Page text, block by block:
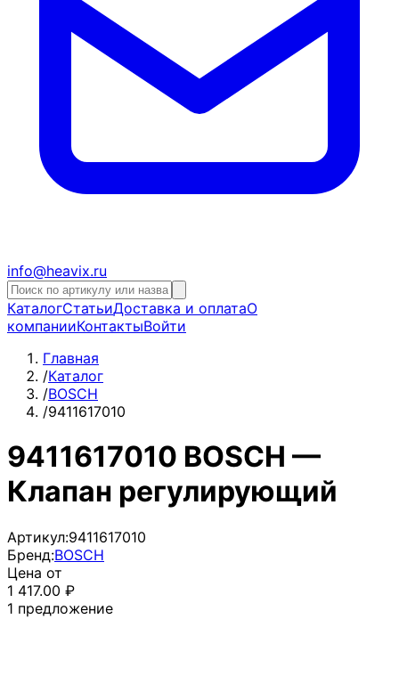
info@heavix.ru
КаталогСтатьиДоставка и оплатаО
компанииКонтактыВойти
Главная
/Каталог
/BOSCH
/9411617010
9411617010 BOSCH —
Клапан регулирующий
Артикул:9411617010
Бренд:BOSCH
Цена от
1 417.00 ₽
1 предложение